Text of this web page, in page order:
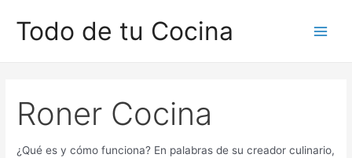
Todo de tu Cocina
Roner Cocina
¿Qué es y cómo funciona? En palabras de su creador culinario,